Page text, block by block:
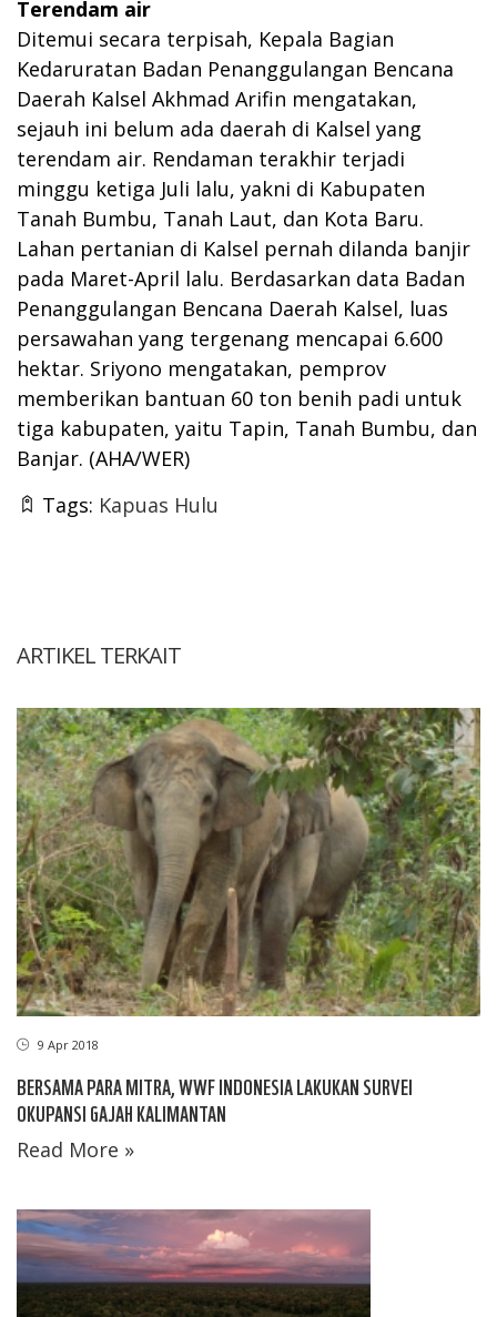
Terendam air
Ditemui secara terpisah, Kepala Bagian
Kedaruratan Badan Penanggulangan Bencana
Daerah Kalsel Akhmad Arifin mengatakan,
sejauh ini belum ada daerah di Kalsel yang
terendam air. Rendaman terakhir terjadi
minggu ketiga Juli lalu, yakni di Kabupaten
Tanah Bumbu, Tanah Laut, dan Kota Baru.
Lahan pertanian di Kalsel pernah dilanda banjir
pada Maret-April lalu. Berdasarkan data Badan
Penanggulangan Bencana Daerah Kalsel, luas
persawahan yang tergenang mencapai 6.600
hektar. Sriyono mengatakan, pemprov
memberikan bantuan 60 ton benih padi untuk
tiga kabupaten, yaitu Tapin, Tanah Bumbu, dan
Banjar. (AHA/WER)
Tags: Kapuas Hulu
ARTIKEL TERKAIT
9 Apr 2018
BERSAMA PARA MITRA, WWF INDONESIA LAKUKAN SURVEI
OKUPANSI GAJAH KALIMANTAN
Read More »